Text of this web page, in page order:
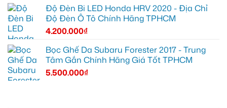
Độ Đèn Bi LED Honda HRV 2020 - Địa Chỉ
Độ Đèn Ô Tô Chính Hãng TPHCM
4.200.000₫
Bọc Ghế Da Subaru Forester 2017 - Trung
Tâm Gắn Chính Hãng Giá Tốt TPHCM
5.500.000₫